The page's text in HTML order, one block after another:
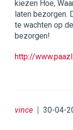
kiezen Hoe,
laten bezorgen.
te wachten op
bezorgen!
http://
vince 30-04-